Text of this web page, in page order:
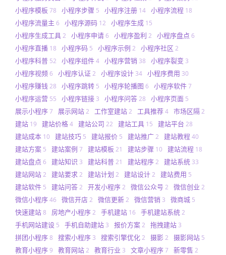
小程序模板 78 小程序步骤 5 小程序注册 14 小程序流程 18
小程序流量主 6 小程序源码 12 小程序生成 15
小程序生成工具2 小程序申请6 小程序盈利 2 小程序盘点 6
小程序直播 18 小程序码 5 小程序示例 2 小程序社区 2
小程序科普 52 小程序组件4 小程序营销 38 小程序裂变 3
小程序视频6 小程序认证2 小程序设计 34 小程序费用 30
小程序赚钱28 小程序跳转 5 小程序轮播图 6 小程序软件7
小程序运营 55 小程序链接 3 小程序问答28 小程序页面 5
展示小程序7 展示网站2 工作室建站2 工具推荐4 市场区隔2
建站 19 建站价格4 建站公司 22 建站工具 15 建站平台 28
建站成本 10 建站技巧 5 建站报价 5 建站推广2 建站教程40
建站方案 5 建站案例 7 建站模板 21 建站步骤 10 建站流程 18
建站盘点 6 建站知识 3 建站科普21 建站程序2 建站系统 33
建站网站2 建站要求2 建站计划 2 建站设计2 建站费用 5
建站软件 5 建站问答2 开发小程序2 微信公众号 2 微信创业 2
微信小程序46 微信开店2 微信更新2 微信营销 3 微商城 5
快速建站8 房地产小程序2 手机建站 16 手机建站系统2
手机网站建设 5 手机自助建站 3 报价方案2 拖拽建站 3
拼团小程序8 搜索小程序 3 搜索引擎优化2 摄影2 摄影网站 5
教育小程序9 教育网站2 教育行业 3 文章小程序7 新零售 2